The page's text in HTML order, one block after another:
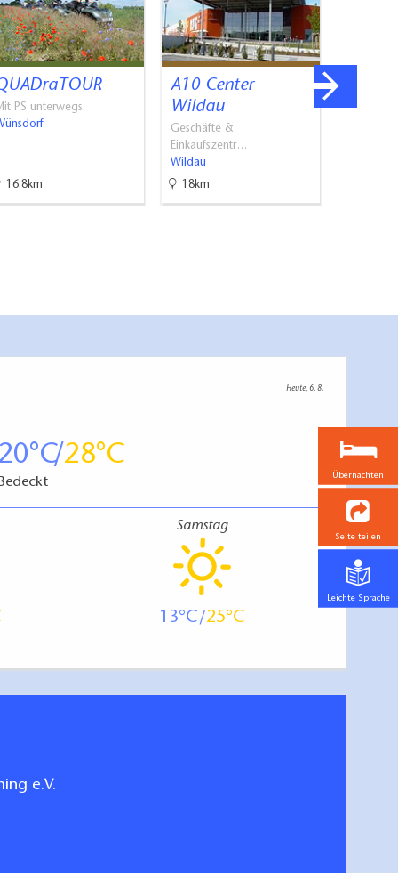
PS unterwegs
16.8km
A10 Center
Wildau
Geschäfte &
Einkaufszentr…
Wildau
18km
Heute, 6. 8.
28
Bedeckt
Samstag
13 25
e.V.
Übernachten
Seite teilen
Leichte Sprache